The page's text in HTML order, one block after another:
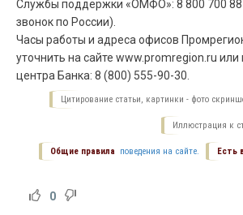
Службы поддержки «ОМФО»: 8 800 700 88
звонок по России).
Часы работы и адреса офисов
уточнить на сайте www.promregion.ru
центра Банка: 8 (800) 555-90-30.
Цитирование статьи, картинки - фото
Иллюстрация к
Есть
Общие правила поведения на сайте.
0